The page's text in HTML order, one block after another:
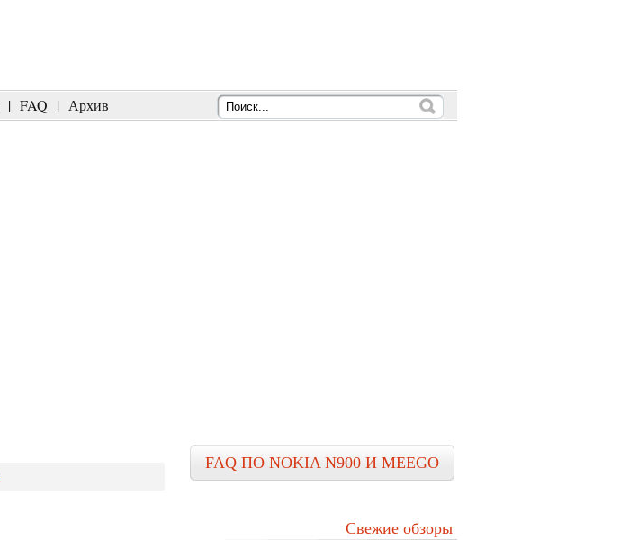
| FAQ | Архив
FAQ ПО NOKIA N900 И MEEGO
Свежие обзоры